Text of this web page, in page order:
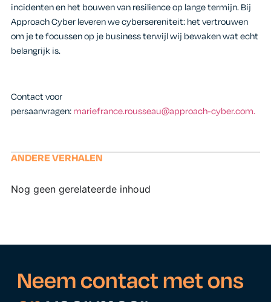
incidenten en het bouwen van resilience op lange termijn. Bij
Approach Cyber leveren we cybersereniteit: het vertrouwen
om je te focussen op je business terwijl wij bewaken wat echt
belangrijk is.
Contact voor
persaanvragen:mariefrance.rousseau@approach-cyber.com.
ANDERE VERHALEN
Nog geen gerelateerde inhoud
Neem contact met ons